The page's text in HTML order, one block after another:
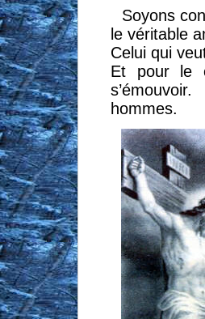
Soyons
le véritable
Celui qui
Et pour le
hommes.